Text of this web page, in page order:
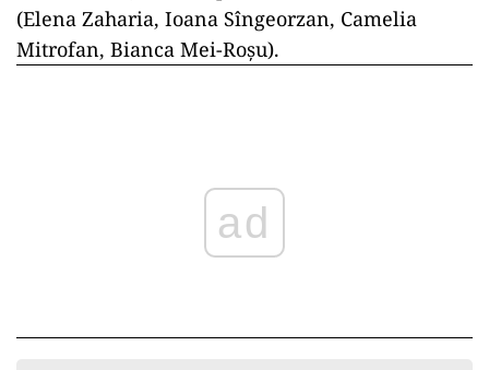
(Elena Zaharia, Ioana Sîngeorzan, Camelia
Mitrofan, Bianca Mei-Roşu).
ad